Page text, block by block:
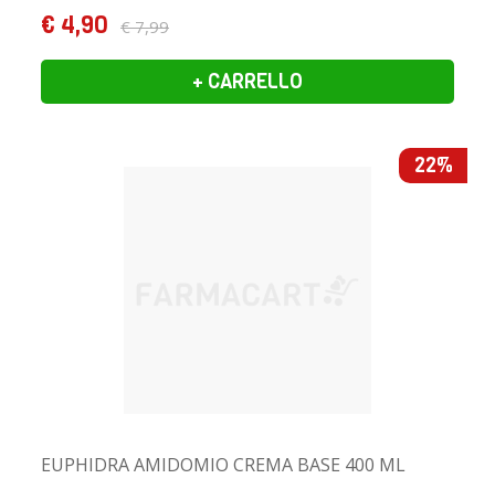
€ 4,90 € 7,99
+ CARRELLO
22%
EUPHIDRA AMIDOMIO CREMA BASE 400 ML